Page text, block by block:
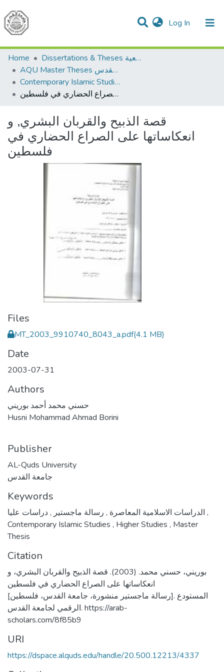
Log In (current)
Communities & Collections
All of DSpace
Home
Dissertations & Theses الرسائل الجامعية
AQU Master Theses الرسائل الجامعية الخاصة بجامعة القدس
Contemporary Islamic Studies الدراسات الإسلامية المعاصرة
قصة الذبيح والقربان البشري, و انعكاساتها على الصراع الحضاري في فلسطين
قصة الذبيح والقربان البشري, و
انعكاساتها على الصراع الحضاري في
فلسطين
Files
MT_2003_9910740_8043_a.pdf(4.1 MB)
Date
2003-07-31
Authors
Husni Mohammad Ahmad Borini
Publisher
AL-Quds University
جامعة القدس
Keywords
الدراسات الاسلامية المعاصرة , رسالة ماجستير ,
,
Contemporary Islamic Studies , Higher Studies , Master
Thesis
Citation
بوريني، حسني محمد. (2003). قصة الذبيح والقربان البشري، و
انعكاساتها على الصراع الحضاري في فلسطين
[رسالة ماجستير منشورة، جامعة القدس، فلسطين]. المستودع
الرقمي لجامعة القدس. https://arab-
scholars.com/8f85b9
URI
https://dspace.alquds.edu/handle/20.500.12213/4337